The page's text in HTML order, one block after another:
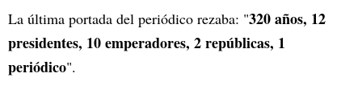
La última portada del periódico rezaba: "320 años, 12
presidentes, 10 emperadores, 2 repúblicas, 1
periódico".